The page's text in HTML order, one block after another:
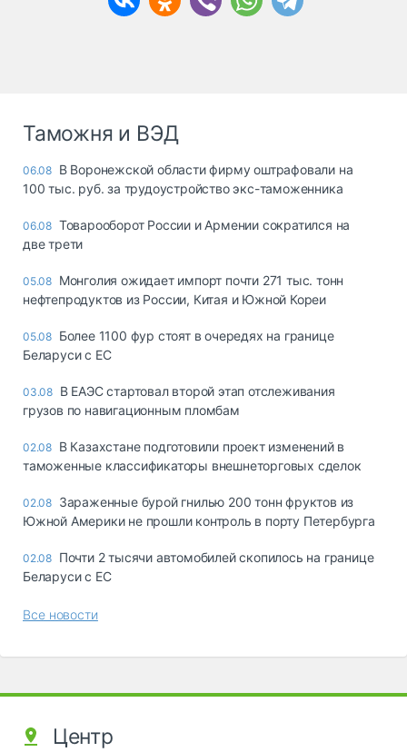
Таможня и ВЭД
06.08 В Воронежской области фирму оштрафовали на
100 тыс. руб. за трудоустройство экс-таможенника
06.08 Товарооборот России и Армении сократился на
две трети
05.08 Монголия ожидает импорт почти 271 тыс. тонн
нефтепродуктов из России, Китая и Южной Кореи
05.08 Более 1100 фур стоят в очередях на границе
Беларуси с ЕС
03.08 В ЕАЭС стартовал второй этап отслеживания
грузов по навигационным пломбам
02.08 В Казахстане подготовили проект изменений в
таможенные классификаторы внешнеторговых сделок
02.08 Зараженные бурой гнилью 200 тонн фруктов из
Южной Америки не прошли контроль в порту Петербурга
02.08 Почти 2 тысячи автомобилей скопилось на границе
Беларуси с ЕС
Все новости
Центр